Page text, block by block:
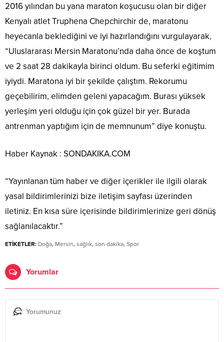
2016 yılından bu yana maraton koşucusu olan bir diğer
Kenyalı atlet Truphena Chepchirchir de, maratonu
heyecanla beklediğini ve iyi hazırlandığını vurgulayarak,
“Uluslararası Mersin Maratonu’nda daha önce de koştum
ve 2 saat 28 dakikayla birinci oldum. Bu seferki eğitimim
iyiydi. Maratona iyi bir şekilde çalıştım. Rekorumu
geçebilirim, elimden geleni yapacağım. Burası yüksek
yerleşim yeri olduğu için çok güzel bir yer. Burada
antrenman yaptığım için de memnunum” diye konuştu.
Haber Kaynak : SONDAKIKA.COM
“Yayınlanan tüm haber ve diğer içerikler ile ilgili olarak
yasal bildirimlerinizi bize iletişim sayfası üzerinden
iletiniz. En kısa süre içerisinde bildirimlerinize geri dönüş
sağlanılacaktır.”
ETİKETLER: Doğa, Mersin, sağlık, son dakika, Spor
Yorumlar